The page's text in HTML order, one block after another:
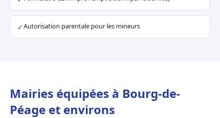
✓Autorisation parentale pour les mineurs
Mairies équipées à Bourg-de-
Péage et environs